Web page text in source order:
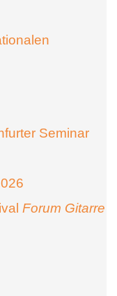
Seminar
Forum Gitarre